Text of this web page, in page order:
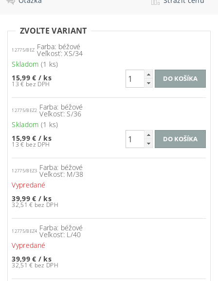
ZVOĽTE VARIANT
12775/BEZ Farba: béžové
Veľkosť: XS/34
Skladom (1 ks)
15,99 € / ks
13 € bez DPH
12775/BEZ2 Farba: béžové
Veľkosť: S/36
Skladom (1 ks)
15,99 € / ks
13 € bez DPH
12775/BEZ3 Farba: béžové
Veľkosť: M/38
Vypredané
39,99 € / ks
32,51 € bez DPH
12775/BEZ4 Farba: béžové
Veľkosť: L/40
Vypredané
39,99 € / ks
32,51 € bez DPH